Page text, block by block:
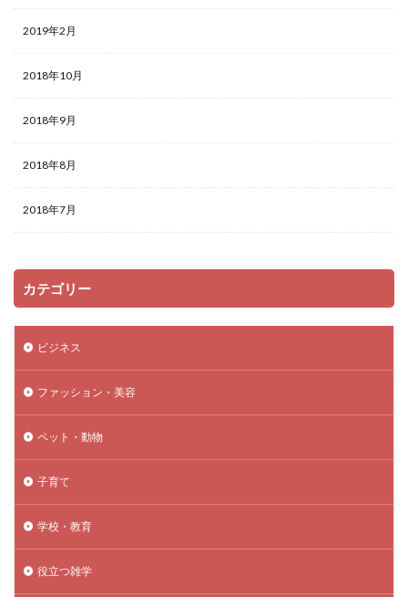
2019年2月
2018年10月
2018年9月
2018年8月
2018年7月
カテゴリー
ビジネス
ファッション・美容
ペット・動物
子育て
学校・教育
役立つ雑学